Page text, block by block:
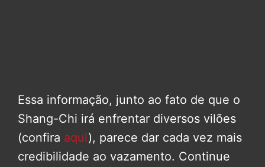
Essa informação, junto ao fato de que o
Shang-Chi irá enfrentar diversos vilões
(confira aqui), parece dar cada vez mais
credibilidade ao vazamento. Continue